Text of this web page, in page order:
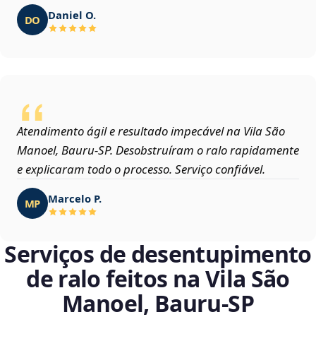
DO Daniel O.
Atendimento ágil e resultado impecável na Vila São
Manoel, Bauru‑SP. Desobstruíram o ralo rapidamente
e explicaram todo o processo. Serviço confiável.
MP Marcelo P.
Serviços de desentupimento
de ralo feitos na Vila São
Manoel, Bauru‑SP